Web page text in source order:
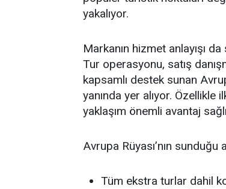
yakalıyor.
Markanın hizmet anlayışı
Tur operasyonu, satış
kapsamlı destek sunan
yanında yer alıyor. Özellikle
yaklaşım önemli avantaj
Avrupa Rüyası’nın sunduğu
Tüm ekstra turlar dahil